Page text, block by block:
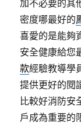
加不必要的其
密度哪最好的
喜愛的是能夠
安全健康給您
款經驗教導學
提供更好的閱
比較好消防安
戶成為重要的